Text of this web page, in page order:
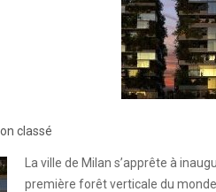
classé
La ville de Milan s’apprête à
première forêt verticale du